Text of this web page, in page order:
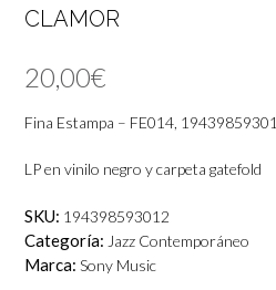
CLAMOR
20,00€
Fina Estampa – FE014, 19439859301
LP en vinilo negro y carpeta gatefold
SKU: 194398593012
Categoría: Jazz Contemporáneo
Marca: Sony Music